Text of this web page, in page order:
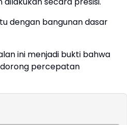
dengan bangunan dasar
ini menjadi bukti bahwa
percepatan